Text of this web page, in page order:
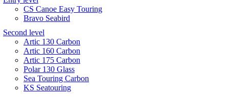
CS Canoe Easy Touring
Bravo Seabird
Second level
Artic 130 Carbon
Artic 160 Carbon
Artic 175 Carbon
Polar 130 Glass
Sea Touring Carbon
KS Seatouring